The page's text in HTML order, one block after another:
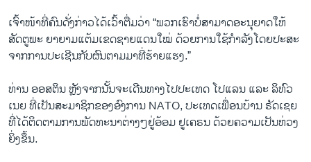
ເຈົ້າໜ້າທີ່ຄົນດັ່ງກ່າວໄດ້ເວົ້າຕື່ມວ່າ “ພວກເຮົາບໍ່ສາມາດອະນຸຍາດໃຫ້
ສັດຕູພະ ຍາຍາມແຕ້ມເຂດຊາຍແດນໃໝ່ ດ້ວຍການໃຊ້ກຳລັງໂດຍປະສະ
ຈາກການປະເຊີນກັບຜົນຕາມມາທີ່ຮ້າຍແຮງ.”
ທ່ານ ອອສຕິນ ຫຼັງຈາກນັ້ນຈະເດີນທາງໄປປະເທດ ໂປແລນ ແລະ ລິທົວ
ເນຍ ທີ່ເປັນສະມາຊິກຂອງອົງການ NATO, ປະເທດເພື່ອນບ້ານ ຣັດເຊຍ
ທີ່ໄດ້ຕິດຕາມການພັດທະນາຕ່າງໆຢູ່ອ້ອມ ຢູເຄຣນ ດ້ວຍຄວາມເປັນຫ່ວງ
ຍິ່ງຂຶ້ນ.